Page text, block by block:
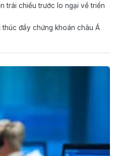
trái chiều trước lo ngại về triển
đẩy chứng khoán châu Á